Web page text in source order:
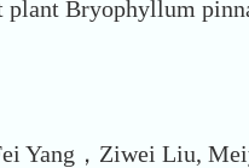
plant Bryophyllum
Yang，Ziwei Liu,